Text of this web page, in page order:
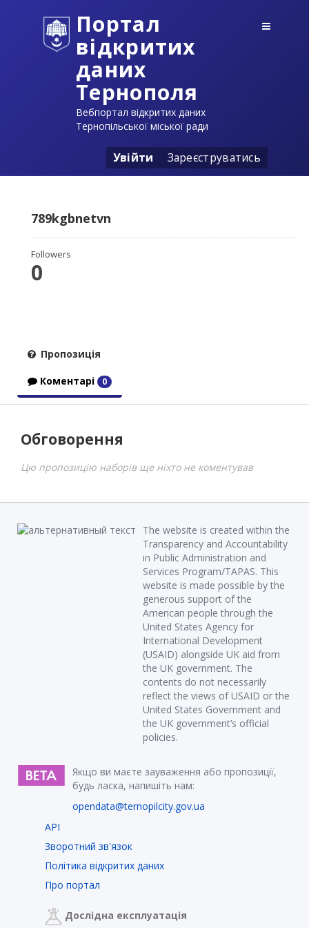
Портал
відкритих
даних
Тернополя
Вебпортал відкритих даних
Тернопільської міської ради
Увійти Зареєструватись
789kgbnetvn
Followers
0
Пропозиція
Коментарі 0
Обговорення
Цю пропозицію наборів ще ніхто не коментував
The website is created within the
Transparency and Accountability
in Public Administration and
Services Program/TAPAS. This
website is made possible by the
generous support of the
American people through the
United States Agency for
International Development
(USAID) alongside UK aid from
the UK government. The
contents do not necessarily
reflect the views of USAID or the
United States Government and
the UK government’s official
policies.
Якщо ви маєте зауваження або пропозиції,
будь ласка, напишіть нам:
opendata@ternopilcity.gov.ua
API
Зворотний зв'язок
Політика відкритих даних
Про портал
Дослідна експлуатація